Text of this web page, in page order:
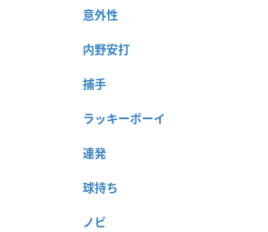
意外性
内野安打
捕手
ラッキーボーイ
連発
球持ち
ノビ